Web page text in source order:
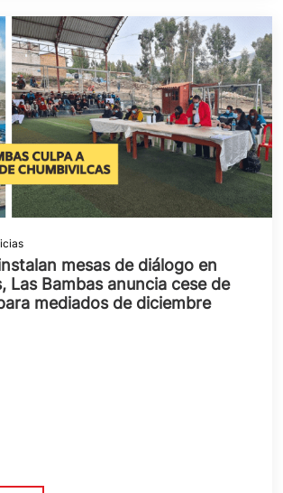
mesas de diálogo en
Las Bambas anuncia cese de
mediados de diciembre